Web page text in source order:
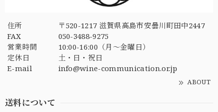
住所
〒520-1217 滋賀県高島市安曇川町田中2447
FAX
050-3488-9275
営業時間
10:00-16:00（月〜金曜日）
定休日
土・日・祝日
E-mail
info@wine-communication.or.jp
ABOUT
送料について